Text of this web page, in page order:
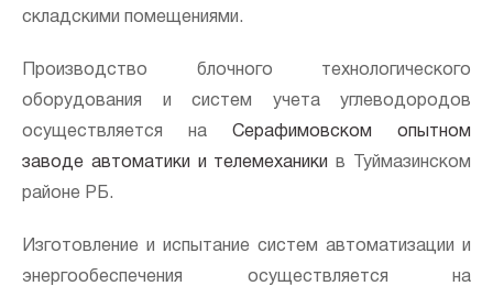
складскими помещениями.
Производство блочного технологического
оборудования и систем учета углеводородов
осуществляется на Серафимовском опытном
заводе автоматики и телемеханики
в Туймазинском
районе РБ.
Изготовление и испытание систем автоматизации и
энергообеспечения осуществляется на